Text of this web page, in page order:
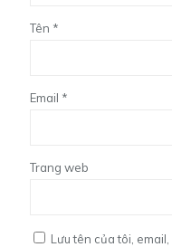
Tên *
Email *
Trang web
Lưu tên của tôi,